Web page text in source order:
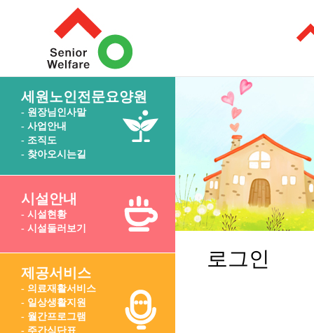
세원노인전문요양원
- 원장님인사말
- 사업안내
- 조직도
- 찾아오시는길
시설안내
- 시설현황
- 시설둘러보기
제공서비스
- 의료재활서비스
- 일상생활지원
- 월간프로그램
- 주간식단표
로그인